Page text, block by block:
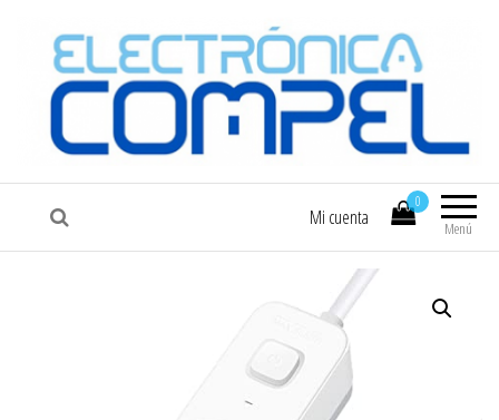
COMPEL Electrónica COMPEL
Menú
0
Mi cuenta